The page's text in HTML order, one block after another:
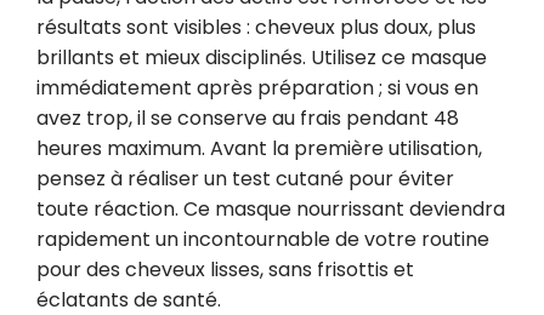
résultats sont visibles : cheveux plus doux, plus
brillants et mieux disciplinés. Utilisez ce masque
immédiatement après préparation ; si vous en
avez trop, il se conserve au frais pendant 48
heures maximum. Avant la première utilisation,
pensez à réaliser un test cutané pour éviter
toute réaction. Ce masque nourrissant deviendra
rapidement un incontournable de votre routine
pour des cheveux lisses, sans frisottis et
éclatants de santé.